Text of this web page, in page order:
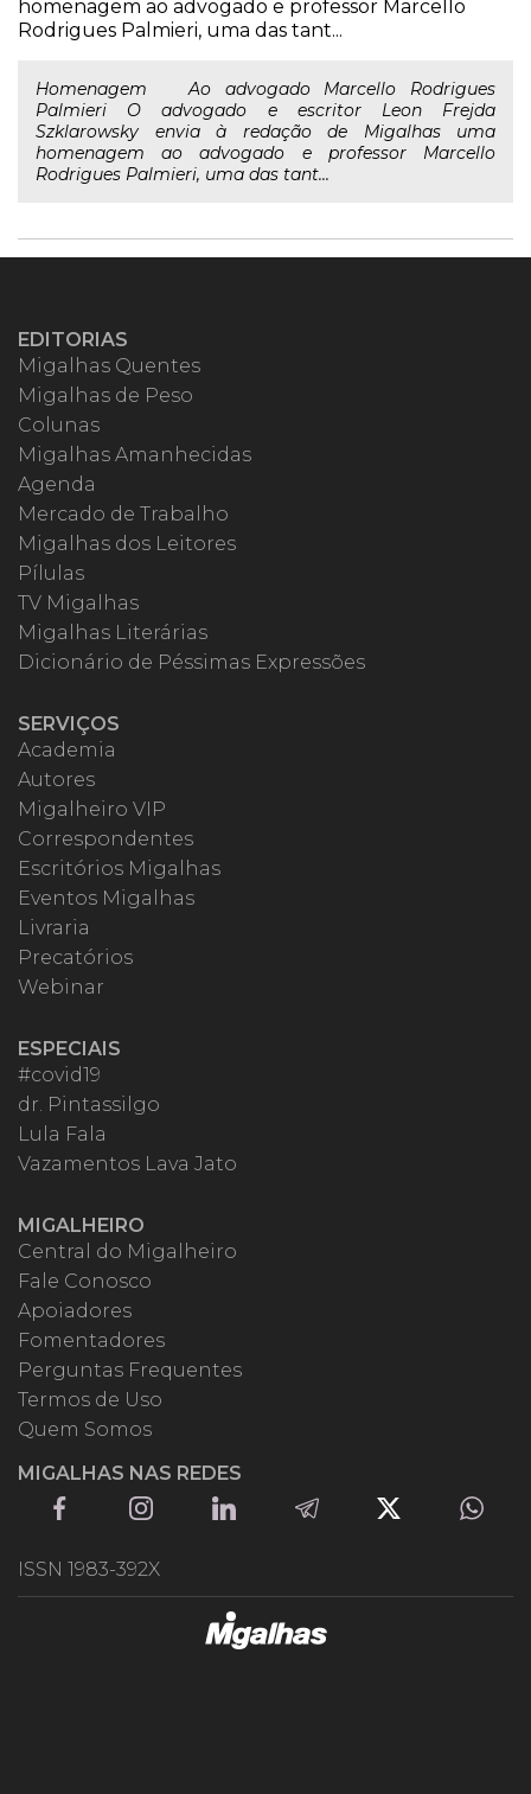
homenagem ao advogado e professor Marcello
Rodrigues Palmieri, uma das tant...
Homenagem Ao advogado Marcello Rodrigues
Palmieri O advogado e escritor Leon Frejda
Szklarowsky envia à redação de Migalhas uma
homenagem ao advogado e professor Marcello
Rodrigues Palmieri, uma das tant...
EDITORIAS
Migalhas Quentes
Migalhas de Peso
Colunas
Migalhas Amanhecidas
Agenda
Mercado de Trabalho
Migalhas dos Leitores
Pílulas
TV Migalhas
Migalhas Literárias
Dicionário de Péssimas Expressões
SERVIÇOS
Academia
Autores
Migalheiro VIP
Correspondentes
Escritórios Migalhas
Eventos Migalhas
Livraria
Precatórios
Webinar
ESPECIAIS
#covid19
dr. Pintassilgo
Lula Fala
Vazamentos Lava Jato
MIGALHEIRO
Central do Migalheiro
Fale Conosco
Apoiadores
Fomentadores
Perguntas Frequentes
Termos de Uso
Quem Somos
MIGALHAS NAS REDES
ISSN 1983-392X